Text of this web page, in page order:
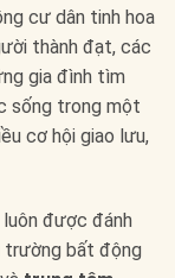
cư dân tinh hoa
thành đạt, các
gia đình tìm
sống trong một
cơ hội giao lưu,
luôn được đánh
trường bất động